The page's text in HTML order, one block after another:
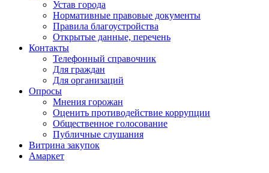
Устав города
Нормативные правовые документы
Правила благоустройства
Открытые данные, перечень
Контакты
Телефонный справочник
Для граждан
Для организаций
Опросы
Мнения горожан
Оценить противодействие коррупции
Общественное голосование
Публичные слушания
Витрина закупок
Амаркет